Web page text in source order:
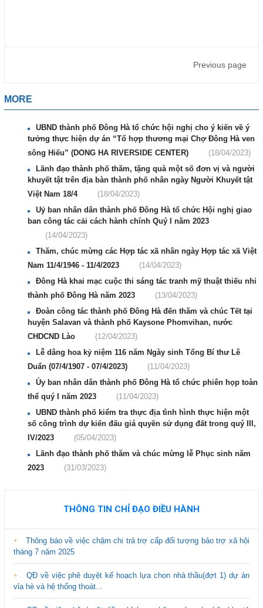
Previous page
MORE
UBND thành phố Đông Hà tổ chức hội nghị cho ý kiến về ý
tưởng thực hiện dự án “Tổ hợp thương mại Chợ Đông Hà ven
sông Hiếu” (DONG HA RIVERSIDE CENTER)
(18/04/2023)
Lãnh đạo thành phố thăm, tặng quà một số đơn vị và người
khuyết tật trên địa bàn thành phố nhân ngày Người Khuyết tật
Việt Nam 18/4
(18/04/2023)
Uỷ ban nhân dân thành phố Đông Hà tổ chức Hội nghị giao
ban công tác cải cách hành chính Quý I năm 2023
(14/04/2023)
Thăm, chúc mừng các Hợp tác xã nhân ngày Hợp tác xã Việt
Nam 11/4/1946 - 11/4/2023
(14/04/2023)
Đông Hà khai mạc cuộc thi sáng tác tranh mỹ thuật thiếu nhi
thành phố Đông Hà năm 2023
(13/04/2023)
Đoàn công tác thành phố Đông Hà đến thăm và chúc Tết tại
huyện Salavan và thành phố Kaysone Phomvihan, nước
CHDCND Lào
(12/04/2023)
Lễ dâng hoa kỷ niệm 116 năm Ngày sinh Tổng Bí thư Lê
Duẩn (07/4/1907 - 07/4/2023)
(11/04/2023)
Ủy ban nhân dân thành phố Đông Hà tổ chức phiên họp toàn
thể quý I năm 2023
(11/04/2023)
UBND thành phố kiểm tra thực địa tình hình thực hiện một
số công trình dự kiến đấu giá quyền sử dụng đất trong quý III,
IV/2023
(05/04/2023)
Lãnh đạo thành phố thăm và chúc mừng lễ Phục sinh năm
2023
(31/03/2023)
THÔNG TIN CHỈ ĐẠO ĐIỀU HÀNH
Thông báo về việc chậm chi trả trợ cấp đối tượng bảo trợ xã hội
tháng 7 năm 2025
QĐ về việc phê duyệt kế hoạch lựa chọn nhà thầu(đợt 1) dự án
vỉa hè và hệ thống thoát...